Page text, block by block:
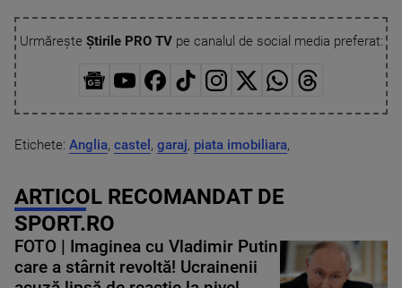
Urmărește Știrile PRO TVpe canalul de social media preferat:
Etichete: Anglia, castel , garaj, piata imobiliara,
ARTICOL RECOMANDAT DE
SPORT.RO
FOTO | Imaginea cu Vladimir Putin
care a stârnit revoltă! Ucrainenii